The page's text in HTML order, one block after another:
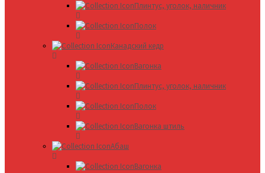
Плинтус, уголок, наличник
Полок
Канадский кедр
Вагонка
Плинтус, уголок, наличник
Полок
Вагонка штиль
Абаш
Вагонка